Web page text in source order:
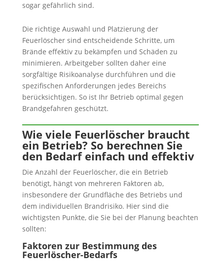
sogar gefährlich sind.
Die richtige Auswahl und Platzierung der
Feuerlöscher sind entscheidende Schritte, um
Brände effektiv zu bekämpfen und Schäden zu
minimieren. Arbeitgeber sollten daher eine
sorgfältige Risikoanalyse durchführen und die
spezifischen Anforderungen jedes Bereichs
berücksichtigen. So ist Ihr Betrieb optimal gegen
Brandgefahren geschützt.
Wie viele Feuerlöscher braucht
ein Betrieb? So berechnen Sie
den Bedarf einfach und effektiv
Die Anzahl der Feuerlöscher, die ein Betrieb
benötigt, hängt von mehreren Faktoren ab,
insbesondere der Grundfläche des Betriebs und
dem individuellen Brandrisiko. Hier sind die
wichtigsten Punkte, die Sie bei der Planung beachten
sollten:
Faktoren zur Bestimmung des
Feuerlöscher-Bedarfs